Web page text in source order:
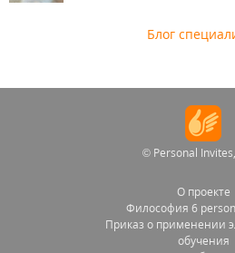
Блог
© Personal
О проекте
Философия 6
Приказ о применении
обучения